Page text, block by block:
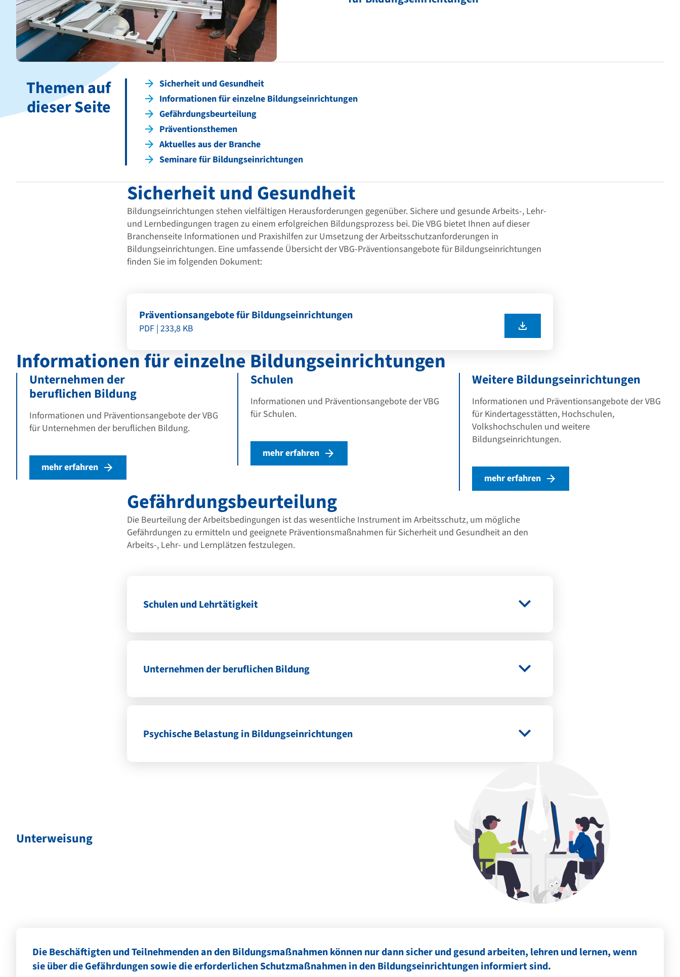
Themen auf
dieser Seite
Sicherheit und Gesundheit
Informationen für einzelne Bildungseinrichtungen
Gefährdungsbeurteilung
Präventionsthemen
Aktuelles aus der Branche
Seminare für Bildungseinrichtungen
Sicherheit und Gesundheit
Bildungseinrichtungen stehen vielfältigen Herausforderungen gegenüber. Sichere und gesunde Arbeits-, Lehr-
und Lernbedingungen tragen zu einem erfolgreichen Bildungsprozess bei. Die VBG bietet Ihnen auf dieser
Branchenseite Informationen und Praxishilfen zur Umsetzung der Arbeitsschutzanforderungen in
Bildungseinrichtungen. Eine umfassende Übersicht der VBG-Präventionsangebote für Bildungseinrichtungen
finden Sie im folgenden Dokument:
Präventionsangebote für Bildungseinrichtungen
PDF | 233,8 KB
Informationen für einzelne Bildungseinrichtungen
Unternehmen der
beruflichen Bildung
Informationen und Präventionsangebote der VBG
für Unternehmen der beruflichen Bildung.
mehr erfahren
Schulen
Informationen und Präventionsangebote der VBG
für Schulen.
mehr erfahren
Weitere Bildungseinrichtungen
Informationen und Präventionsangebote der VBG
für Kindertagesstätten, Hochschulen,
Volkshochschulen und weitere
Bildungseinrichtungen.
mehr erfahren
Gefährdungsbeurteilung
Die Beurteilung der Arbeitsbedingungen ist das wesentliche Instrument im Arbeitsschutz, um mögliche
Gefährdungen zu ermitteln und geeignete Präventionsmaßnahmen für Sicherheit und Gesundheit an den
Arbeits-, Lehr- und Lernplätzen festzulegen.
Schulen und Lehrtätigkeit
Unternehmen der beruflichen Bildung
Psychische Belastung in Bildungseinrichtungen
Unterweisung
Die Beschäftigten und Teilnehmenden an den Bildungsmaßnahmen können nur dann sicher und gesund arbeiten, lehren und lernen, wenn
sie über die Gefährdungen sowie die erforderlichen Schutzmaßnahmen in den Bildungseinrichtungen informiert sind.